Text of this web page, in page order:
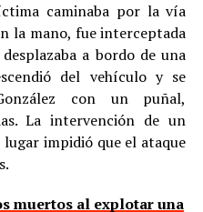
caminaba por la vía
la mano, fue interceptada
a bordo de una
del vehículo y se
con un puñal,
La intervención de un
impidió que el ataque
muertos al explotar una